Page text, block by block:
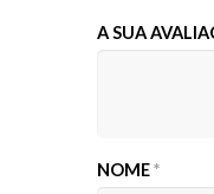
A SUA
NOME*